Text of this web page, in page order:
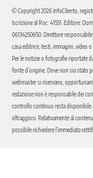
© Copyright 2026 InfoCilento,
Iscrizione al Roc: 41551. Editore:
06134250650. Direttore
casa editrice, testi, immagini, video
Per le notizie o fotografie riportate
fonte d’origine. Dove non sia stato
webmaster si riservano,
redazione non è responsabile dei
controllo continuo resta disponibile
oltraggiosi. Relativamente al
possibile richiedere l’immediata